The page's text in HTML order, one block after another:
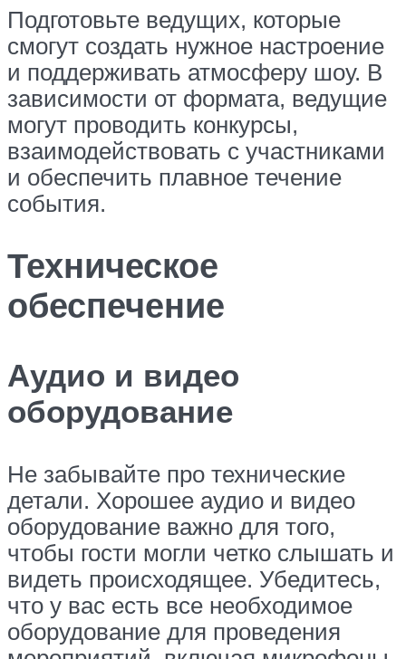
Подготовьте ведущих, которые
смогут создать нужное настроение
и поддерживать атмосферу шоу. В
зависимости от формата, ведущие
могут проводить конкурсы,
взаимодействовать с участниками
и обеспечить плавное течение
события.
Техническое
обеспечение
Аудио и видео
оборудование
Не забывайте про технические
детали. Хорошее аудио и видео
оборудование важно для того,
чтобы гости могли четко слышать и
видеть происходящее. Убедитесь,
что у вас есть все необходимое
оборудование для проведения